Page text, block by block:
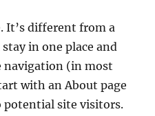
It’s different from a
in one place and
navigation (in most
with an About page
site visitors.